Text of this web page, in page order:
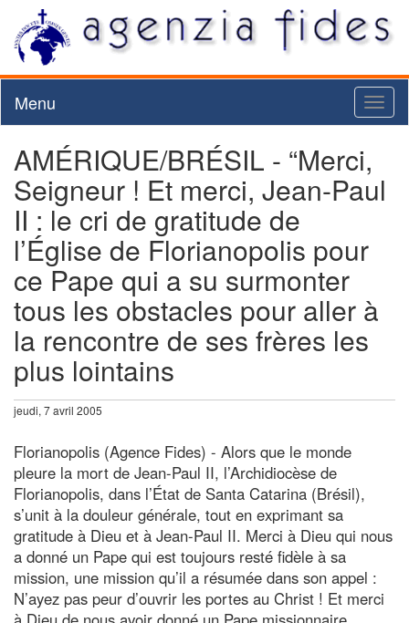
Menu
AMÉRIQUE/BRÉSIL - “Merci,
Seigneur ! Et merci, Jean-Paul
II : le cri de gratitude de
l’Église de Florianopolis pour
ce Pape qui a su surmonter
tous les obstacles pour aller à
la rencontre de ses frères les
plus lointains
jeudi, 7 avril 2005
Florianopolis (Agence Fides) - Alors que le monde
pleure la mort de Jean-Paul II, l’Archidiocèse de
Florianopolis, dans l’État de Santa Catarina (Brésil),
s’unit à la douleur générale, tout en exprimant sa
gratitude à Dieu et à Jean-Paul II. Merci à Dieu qui nous
a donné un Pape qui est toujours resté fidèle à sa
mission, une mission qu’il a résumée dans son appel :
N’ayez pas peur d’ouvrir les portes au Christ ! Et merci